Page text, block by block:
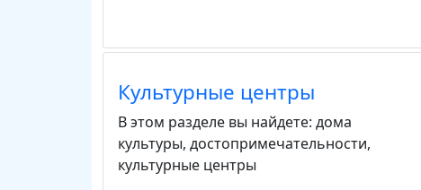
Культурные центры
В этом разделе вы найдете: дома
культуры, достопримечательности,
культурные центры